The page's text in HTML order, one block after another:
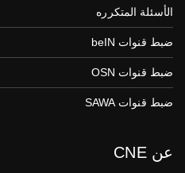
الأسئلة المتكرره
ضبط قنوات beIN
ضبط قنوات OSN
ضبط قنوات SAWA
عن CNE